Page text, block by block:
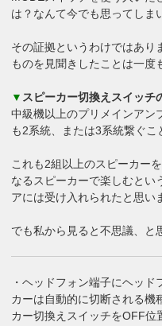
は？なんて今でも思ってしま
その証拠というわけではあり
ものを見聞きしたことは一度
▼ スピーカー切換えスイッチ
中級機以上のプリメインアン
も2系統、または3系統繋ぐこ
これも2組以上のスピーカー
なるスピーカーで楽しむとい
アには受け入れられたと思い
でも私から見ると不思議、と
・ヘッドフォン端子にヘッ
カーは自動的に切断される機
カー切換えスイッチをOFF位